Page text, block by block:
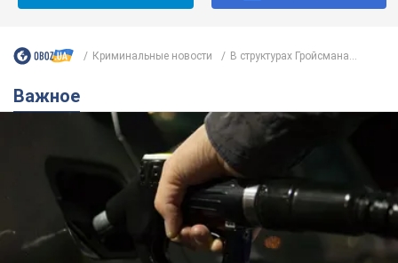
Криминальные новости В структурах Гройсмана...
Важное